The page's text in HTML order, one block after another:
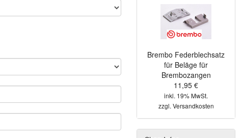
Brembo Federblechsatz
für Beläge für
Brembozangen
11,95 €
inkl. 19% MwSt.
zzgl.Versandkosten